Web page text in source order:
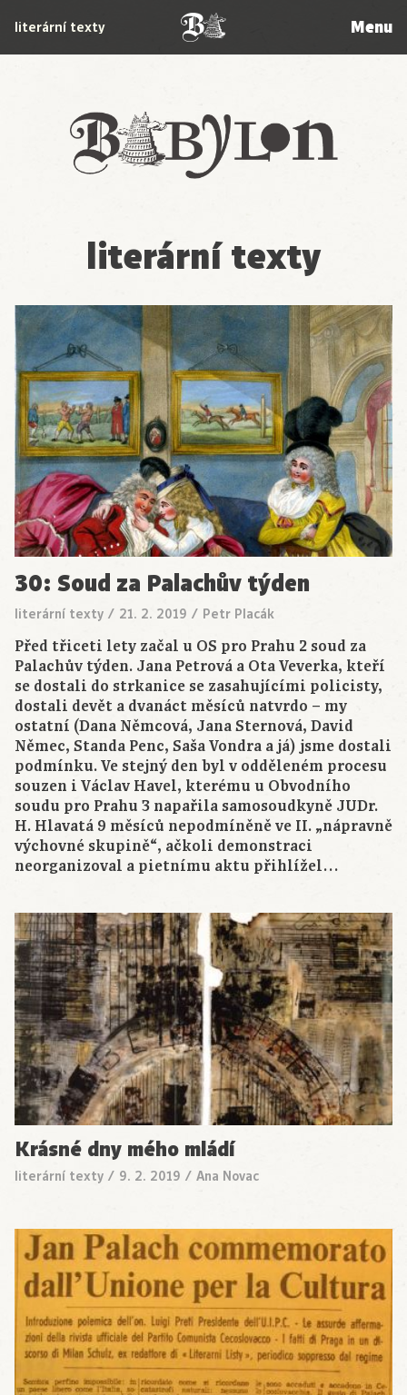
Babylon
literární texty Menu
literární texty
30: Soud za Palachův týden
literární texty / 21. 2. 2019 / Petr Placák
Před třiceti lety začal u OS pro Prahu 2 soud za
Palachův týden. Jana Petrová a Ota Veverka, kteří
se dostali do strkanice se zasahujícími policisty,
dostali devět a dvanáct měsíců natvrdo – my
ostatní (Dana Němcová, Jana Sternová, David
Němec, Standa Penc, Saša Vondra a já) jsme dostali
podmínku. Ve stejný den byl v odděleném procesu
souzen i Václav Havel, kterému u Obvodního
soudu pro Prahu 3 napařila samosoudkyně JUDr.
H. Hlavatá 9 měsíců nepodmíněně ve II. „nápravně
výchovné skupině“, ačkoli demonstraci
neorganizoval a pietnímu aktu přihlížel…
Krásné dny mého mládí
literární texty / 9. 2. 2019 / Ana Novac